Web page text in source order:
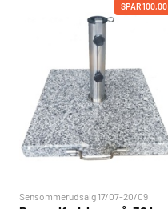
SPAR 100,00
Sensommerudsalg 17/07-20/09